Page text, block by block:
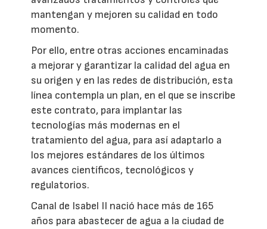
mantengan y mejoren su calidad en todo
momento.
Por ello, entre otras acciones encaminadas
a mejorar y garantizar la calidad del agua en
su origen y en las redes de distribución, esta
línea contempla un plan, en el que se inscribe
este contrato, para implantar las
tecnologías más modernas en el
tratamiento del agua, para así adaptarlo a
los mejores estándares de los últimos
avances científicos, tecnológicos y
regulatorios.
Canal de Isabel II nació hace más de 165
años para abastecer de agua a la ciudad de